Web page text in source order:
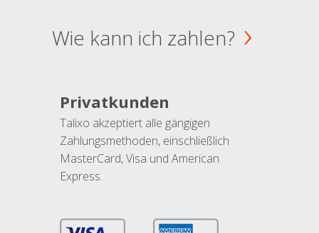
Wie kann ich zahlen?
Privatkunden
Talixo akzeptiert alle gängigen
Zahlungsmethoden, einschließlich
MasterCard, Visa und American
Express.